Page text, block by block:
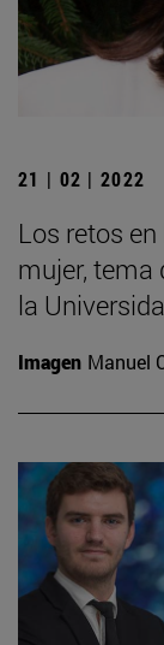
21 | 02 | 2022
Los retos
mujer, tema
la
Imagen Manuel